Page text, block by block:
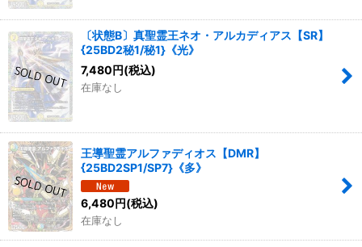
〔状態B〕真聖霊王ネオ・アルカディアス【SR】
{25BD2秘1/秘1}《光》
7,480円(税込)
在庫なし
王導聖霊アルファディオス【DMR】
{25BD2SP1/SP7}《多》
6,480円(税込)
在庫なし